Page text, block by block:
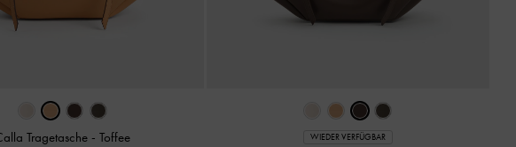
Tragetasche -Toffee WIEDER VERFÜGBAR